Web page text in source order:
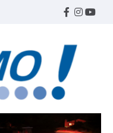
Facebook